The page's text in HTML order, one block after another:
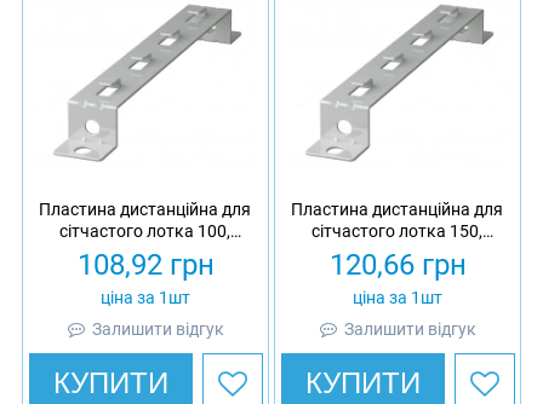
Пластина дистанційна для
сітчастого лотка 100,
товщина 3 мм,
оцинкована, Ardic
108,92грн
ціна за 1шт
Залишити відгук
КУПИТИ
Пластина дистанційна для
сітчастого лотка 150,
товщина 3 мм,
оцинкована, Ardic
120,66грн
ціна за 1шт
Залишити відгук
КУПИТИ